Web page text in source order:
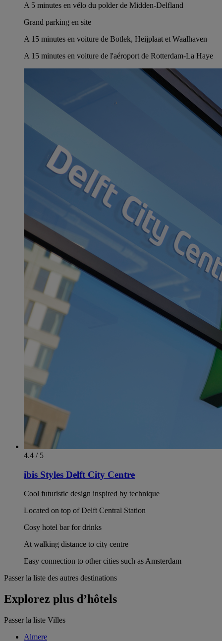
A 5 minutes en vélo du polder de Midden-Delfland
Grand parking en site
A 15 minutes en voiture de Botlek, Heijplaat et Waalhaven
A 15 minutes en voiture de l'aéroport de Rotterdam-La Haye
4.4 / 5
ibis Styles Delft City Centre
Cool futuristic design inspired by technique
Located on top of Delft Central Station
Cosy hotel bar for drinks
At walking distance to city centre
Easy connection to other cities such as Amsterdam
Passer la liste des autres destinations
Explorez plus d’hôtels
Passer la liste Villes
Almere